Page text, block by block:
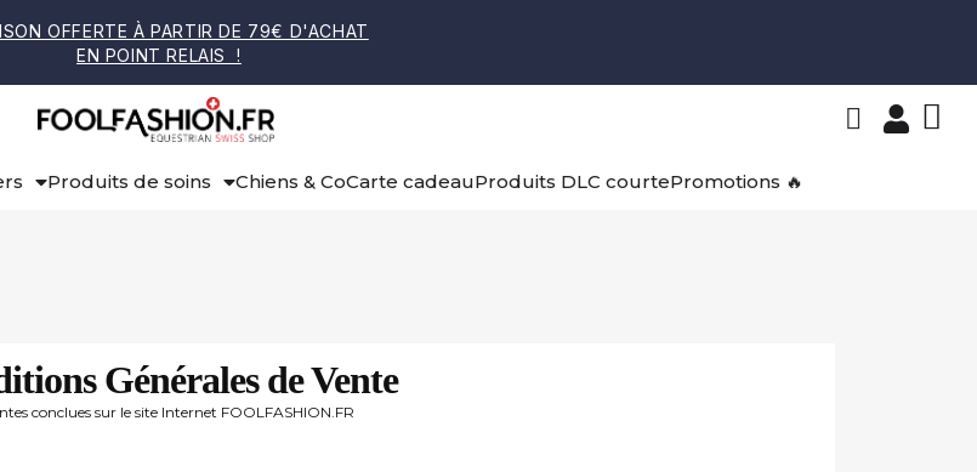
OFFERTE À PARTIR DE 79€ D'ACHAT
EN POINT RELAIS !
Produits de soins Chiens & CoCarte cadeauProduits DLC courtePromotions 🔥
Générales de Vente
conclues sur le site Internet FOOLFASHION.FR